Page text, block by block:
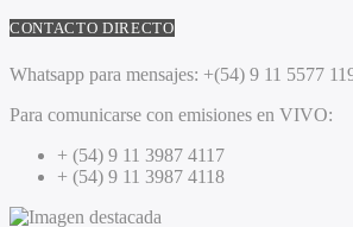
CONTACTO DIRECTO
Whatsapp para mensajes: +(54) 9 11 5577
Para comunicarse con emisiones en VIVO:
+ (54) 9 11 3987 4117
+ (54) 9 11 3987 4118